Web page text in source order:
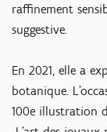
raffinement
suggestive.
En 2021, elle a
botanique.
100e illustration